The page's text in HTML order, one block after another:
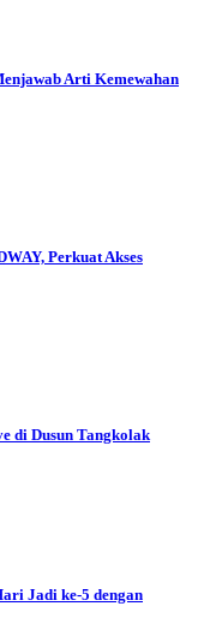
Arti Kemewahan
Perkuat Akses
di Dusun Tangkolak
Jadi ke-5 dengan